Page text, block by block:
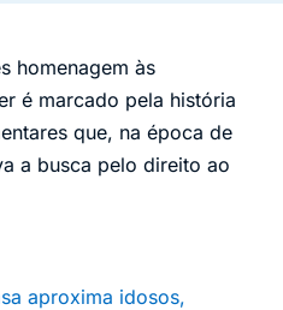
homenagem às
é marcado pela história
que, na época de
a busca pelo direito ao
aproxima idosos,